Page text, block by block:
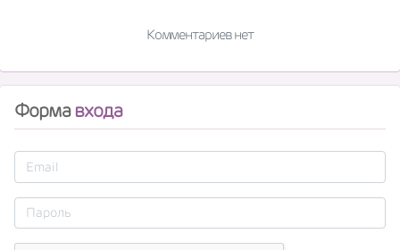
Комментариев нет
Формавхода